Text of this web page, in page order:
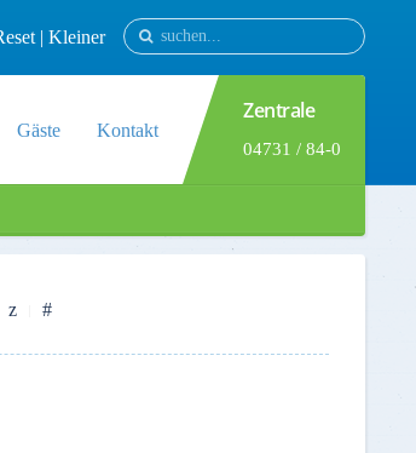
| Kleiner
Gäste Kontakt
Zentrale
04731 / 84-0
z #